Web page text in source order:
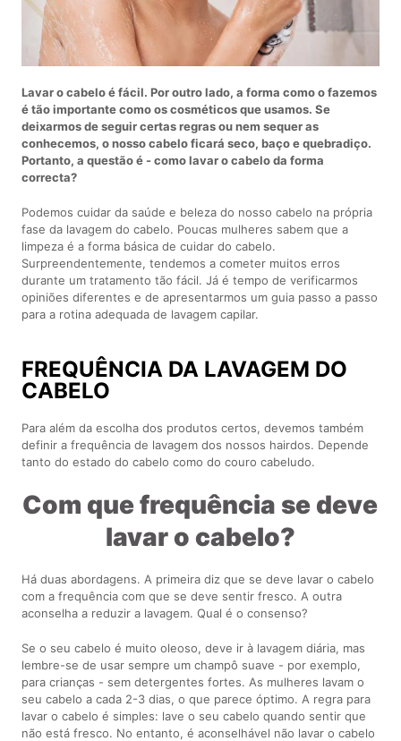
Lavar o cabelo é fácil. Por outro lado, a forma como o fazemos
é tão importante como os cosméticos que usamos. Se
deixarmos de seguir certas regras ou nem sequer as
conhecemos, o nosso cabelo ficará seco, baço e quebradiço.
Portanto, a questão é - como lavar o cabelo da forma
correcta?
Podemos cuidar da saúde e beleza do nosso cabelo na própria
fase da lavagem do cabelo. Poucas mulheres sabem que a
limpeza é a forma básica de cuidar do cabelo.
Surpreendentemente, tendemos a cometer muitos erros
durante um tratamento tão fácil. Já é tempo de verificarmos
opiniões diferentes e de apresentarmos um guia passo a passo
para a rotina adequada de lavagem capilar.
FREQUÊNCIA DA LAVAGEM DO
CABELO
Para além da escolha dos produtos certos, devemos também
definir a frequência de lavagem dos nossos hairdos. Depende
tanto do estado do cabelo como do couro cabeludo.
Com que frequência se deve
lavar o cabelo?
Há duas abordagens. A primeira diz que se deve lavar o cabelo
com a frequência com que se deve sentir fresco. A outra
aconselha a reduzir a lavagem. Qual é o consenso?
Se o seu cabelo é muito oleoso, deve ir à lavagem diária, mas
lembre-se de usar sempre um champô suave - por exemplo,
para crianças - sem detergentes fortes. As mulheres lavam o
seu cabelo a cada 2-3 dias, o que parece óptimo. A regra para
lavar o cabelo é simples: lave o seu cabelo quando sentir que
não está fresco. No entanto, é aconselhável não lavar o cabelo